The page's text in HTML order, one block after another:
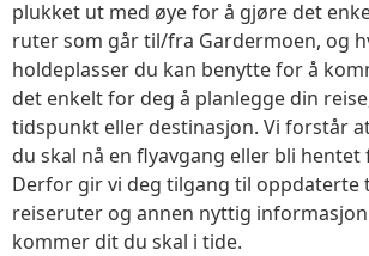
plukket ut med øye for å gjøre det
ruter som går til/fra Gardermoen, og
holdeplasser du kan benytte for å
det enkelt for deg å planlegge din
tidspunkt eller destinasjon. Vi forstår
du skal nå en flyavgang eller bli hentet
Derfor gir vi deg tilgang til oppdaterte
reiseruter og annen nyttig
kommer dit du skal i tide.